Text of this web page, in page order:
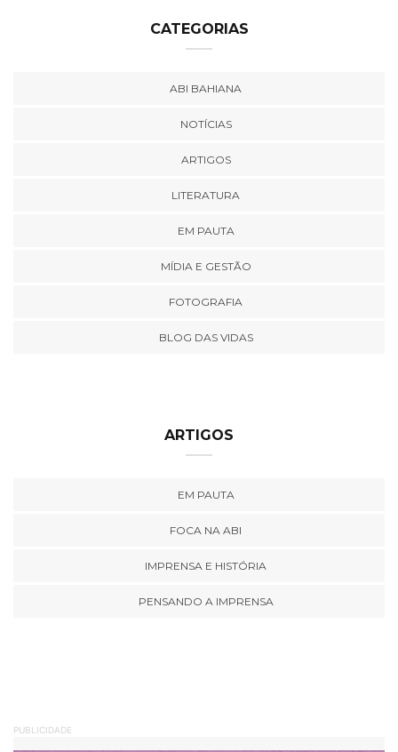
CATEGORIAS
ABI BAHIANA
NOTÍCIAS
ARTIGOS
LITERATURA
EM PAUTA
MÍDIA E GESTÃO
FOTOGRAFIA
BLOG DAS VIDAS
ARTIGOS
EM PAUTA
FOCA NA ABI
IMPRENSA E HISTÓRIA
PENSANDO A IMPRENSA
PUBLICIDADE